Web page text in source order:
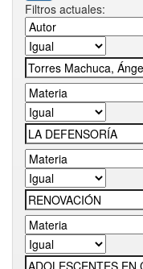
Filtros actuales: